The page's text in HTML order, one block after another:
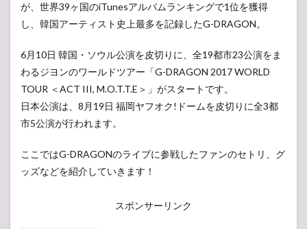
が、世界39ヶ国のiTunesアルバムランキングで1位を獲得
し、韓国アーティスト史上最多を記録したG-DRAGON。
6月10日 韓国・ソウル公演を皮切りに、全19都市23公演をま
わるジヨンのワールドツアー「G-DRAGON 2017 WORLD
TOUR ＜ACT III, M.O.T.T.E＞」がスタートです。
日本公演は、8月19日 福岡ヤフオク!ドームを皮切りに全3都
市5公演が行われます。
ここではG-DRAGONのライブに参戦したファンのセトリ、グ
ッズなどを紹介していきます！
スポンサーリンク